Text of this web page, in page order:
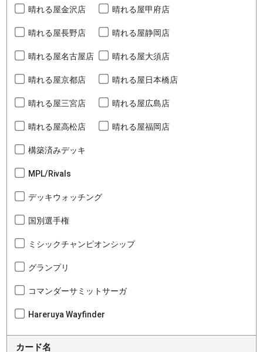
晴れる屋金沢店 晴れる屋甲府店
晴れる屋長野店 晴れる屋静岡店
晴れる屋名古屋店 晴れる屋大須店
晴れる屋京都店 晴れる屋日本橋店
晴れる屋三宮店 晴れる屋広島店
晴れる屋高松店 晴れる屋福岡店
構築済みデッキ
MPL/Rivals
デッキウォッチング
国別選手権
ミシックチャンピオンシップ
グランプリ
コマンダーサミットサーガ
Hareruya Wayfinder
カード名